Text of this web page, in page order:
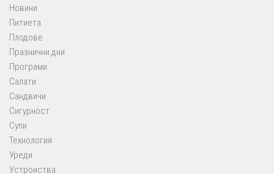
Новини
Питиета
Плодове
Празнични дни
Програми
Салати
Сандвичи
Сигурност
Супи
Технология
Уреди
Устроиства